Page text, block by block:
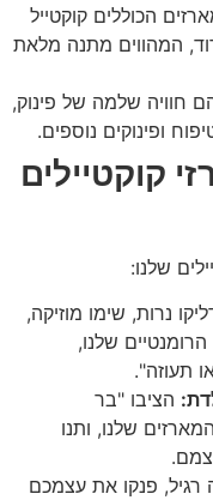
הכוללים קוקטייל
המהווים מתנה מלאת
חוויה שלמה של פינוק,
ופינוקים נוספים.
קוקטיילים
שלנו:
נרות, שימו מוזיקה,
שלנו,
תעוזה".
הציבו "בר
שלנו, ותנו
פנקו את עצמכם